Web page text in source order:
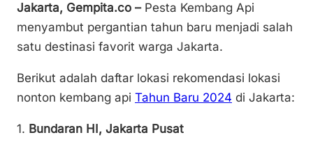
p
y
Li
n
k
ai
l
c
e
b
o
o
k
at
s
A
p
p
ar
e
Jakarta, Gempita.co –Pesta Kembang Api
menyambut pergantian tahun baru menjadi salah
satu destinasi favorit warga Jakarta.
Berikut adalah daftar lokasi rekomendasi lokasi
nonton kembang api Tahun Baru 2024 di Jakarta:
1. Bundaran HI, Jakarta Pusat